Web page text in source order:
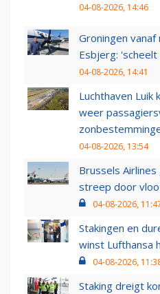
04-08-2026, 14:46
Groningen
Esbjerg:
04-08-2026, 14:41
Luchthaven
weer
04-08-2026, 13:54
Brussels
streep door
04-08-2026,
Stakingen en
winst Lufthansa
04-08-2026,
Staking dreigt